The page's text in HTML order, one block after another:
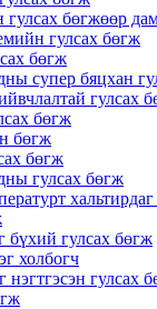
бөгжөөр
гулсах бөгж
бөгж
супер бяцхан
гулсах
бөгж
бөгж
бөгж
гулсах бөгж
бүхий гулсах бөгж
холбогч
гулсах